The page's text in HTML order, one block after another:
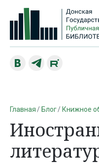
Главная Блог Книжное